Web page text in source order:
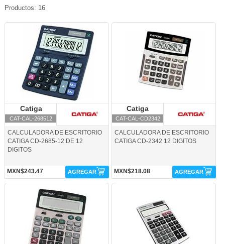
Productos: 16
CAT-CAL-268512-Catiga
Catiga
CAT-CAL-268512
CALCULADORA DE ESCRITORIO
CATIGA CD-2685-12 DE 12
DIGITOS
MXN$243.47 AGREGAR
Catiga
CAT-CAL-CD2342
CALCULADORA DE ESCRITORIO
CATIGA CD-2342 12 DIGITOS
MXN$218.08 AGREGAR